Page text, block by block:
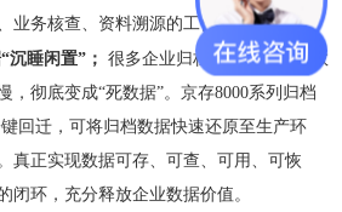
业务核查、资料溯源的工作效率。
“沉睡闲置”； 很多企业归档最大的难题：数
，彻底变成“死数据”。京存8000系列归档
回迁，可将归档数据快速还原至生产环
真正实现数据可存、可查、可用、可恢
闭环，充分释放企业数据价值。